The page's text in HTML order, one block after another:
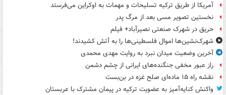
آمریکا از طریق ترکیه تسلیحات و مهمات به اوکراین می‌فرستد
نخستین تصویر مسی بعد از مرگ پدر
حریق در شهرک صنعتی نصیرآباد+ فیلم
شهرک‌نشین‌ها اموال فلسطینی‌ها را به آتش کشیدند!
آخرین وضعیت میدان نبرد به روایت مهدی محمدی
راز عبور مخفی جنگنده‌های ایرانی از چشم دشمن
نقشه راه ۱۵ ماده‌ای صلح غزه در بن‌بست
واکنش کنایه‌آمیز به عضویت ترکیه در پیمان مشترک با عربستان